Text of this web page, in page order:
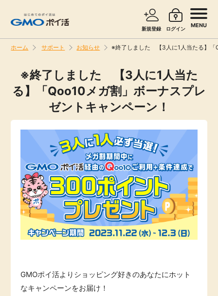
新規登録 ログイン MENU
お知らせ
新着
無料
即日還元
アンケート
ホーム サポート お知らせ ※終了しました 【3人に1人当たる】「
サービスで探す ショッピングで探す
旅行・レンタカー
エンタメ
クレジットカード
暮らし
引っ越し
学び
※終了しました 【3人に1人当た
る】「Qoo10メガ割」ボーナスプレ
ゼントキャンペーン！
GMOポイ活よりショッピング好きのあなたにホット
なキャンペーンをお届け！